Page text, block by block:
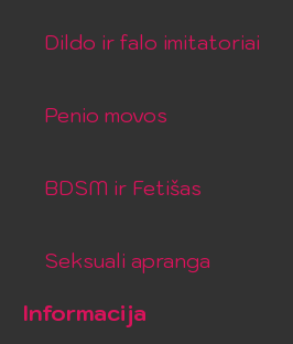
Dildo ir falo imitatoriai
Penio movos
BDSM ir Fetišas
Seksuali apranga
Informacija